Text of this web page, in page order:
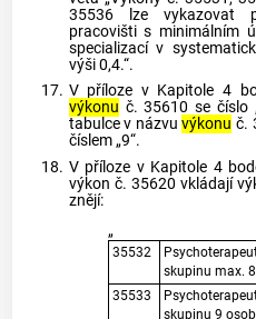
35536 lze vykazovat
pracovišti s minimálním
specializací v
výši 0,4.“.
17. V příloze v Kapitole 4
výkonu č. 35610 se číslo
tabulce v názvuvýkonu č.
číslem „9“.
18. V příloze v Kapitole 4
výkon č. 35620 vkládají
znějí:
„
35532
skupinu max.
35533
skupinu 9